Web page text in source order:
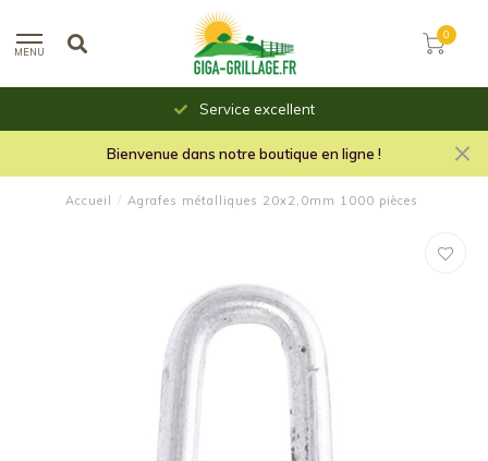
MENU
0
Service excellent
Bienvenue dans notre boutique en ligne !
Accueil / Agrafes métalliques 20x2,0mm 1000 pièces